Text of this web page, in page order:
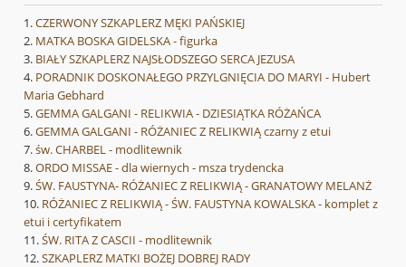
CZERWONY SZKAPLERZ MĘKI PAŃSKIEJ
MATKA BOSKA GIDELSKA - figurka
BIAŁY SZKAPLERZ NAJSŁODSZEGO SERCA JEZUSA
PORADNIK DOSKONAŁEGO PRZYLGNIĘCIA DO MARYI - Hubert
Maria Gebhard
GEMMA GALGANI - RELIKWIA - DZIESIĄTKA RÓŻAŃCA
GEMMA GALGANI - RÓŻANIEC Z RELIKWIĄ czarny z etui
św. CHARBEL - modlitewnik
ORDO MISSAE - dla wiernych - msza trydencka
ŚW. FAUSTYNA- RÓŻANIEC Z RELIKWIĄ - GRANATOWY MELANŻ
RÓŻANIEC Z RELIKWIĄ - ŚW. FAUSTYNA KOWALSKA - komplet z
etui i certyfikatem
ŚW. RITA Z CASCII - modlitewnik
SZKAPLERZ MATKI BOŻEJ DOBREJ RADY